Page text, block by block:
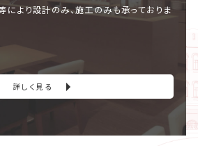
により設計のみ、施工のみも承っておりま
詳しく見る